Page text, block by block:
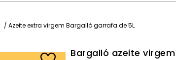
/ Azeite extra virgem Bargalló garrafa de 5L
Bargalló azeite